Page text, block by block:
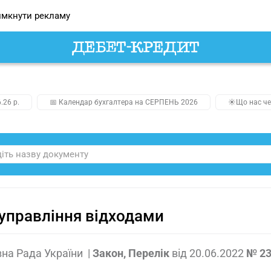
рекламу
р. 📅 Календар бухгалтера на СЕРПЕНЬ 2026 ☀️Що нас
відходами
Рада України | Закон, Перелік від 20.06.2022 №